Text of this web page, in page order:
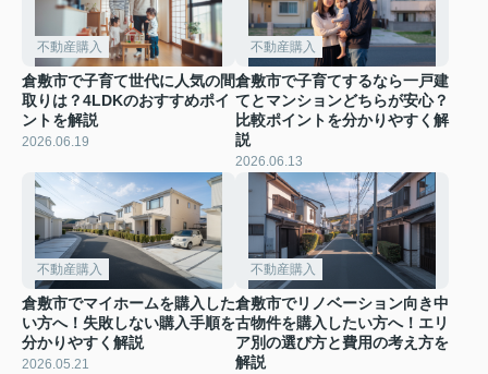
不動産購入
倉敷市で子育て世代に人気の間
取りは？4LDKのおすすめポイ
ントを解説
2026.06.19
不動産購入
倉敷市で子育てするなら一戸建
てとマンションどちらが安心？
比較ポイントを分かりやすく解
説
2026.06.13
不動産購入
倉敷市でマイホームを購入した
い方へ！失敗しない購入手順を
分かりやすく解説
2026.05.21
不動産購入
倉敷市でリノベーション向き中
古物件を購入したい方へ！エリ
ア別の選び方と費用の考え方を
解説